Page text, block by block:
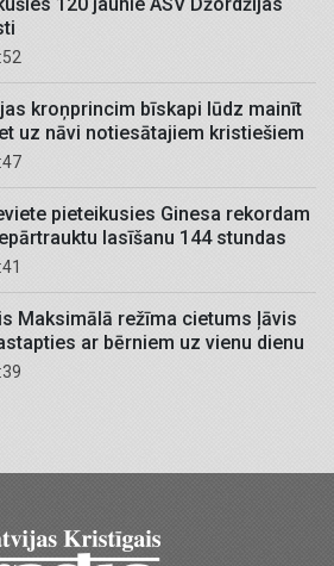
kroņprincim bīskapi lūdz mainīt
uz nāvi notiesātajiem kristiešiem
pieteikusies Ginesa rekordam
lasīšanu 144 stundas
Maksimālā režīma cietums ļāvis
ar bērniem uz vienu dienu